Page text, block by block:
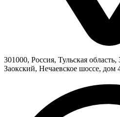
301000, Россия, Тульская
Заокский, Нечаевское шоссе, дом